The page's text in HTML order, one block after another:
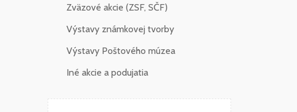
Zväzové akcie (ZSF, SČF)
Výstavy známkovej tvorby
Výstavy Poštového múzea
Iné akcie a podujatia